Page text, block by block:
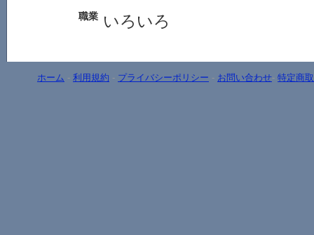
職業 いろいろ
ホーム - 利用規約 - プライバシーポリシー - お問い合わせ- 特定商